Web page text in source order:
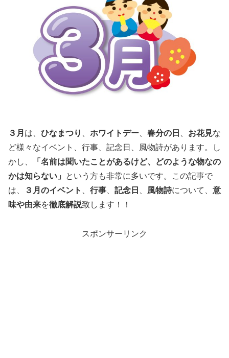
３月 は、 ひなまつり ホワイトデー 春分の日 お花見な
ど様々なイベント、行事、記念日、風物詩があります。し
かし、
「名前は聞いたことがあるけど、どのような物なの
かは知らない」
という方も非常に多いです。この記事で
は、
３月のイベント 行事 記念日 風物詩について、 意
味や由来を徹底解説致します！！
スポンサーリンク